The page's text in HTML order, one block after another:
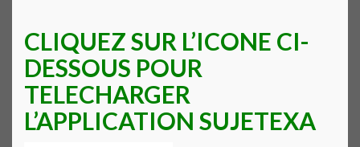
CLIQUEZ SUR L’ICONE CI-
DESSOUS POUR
TELECHARGER
L’APPLICATION SUJETEXA